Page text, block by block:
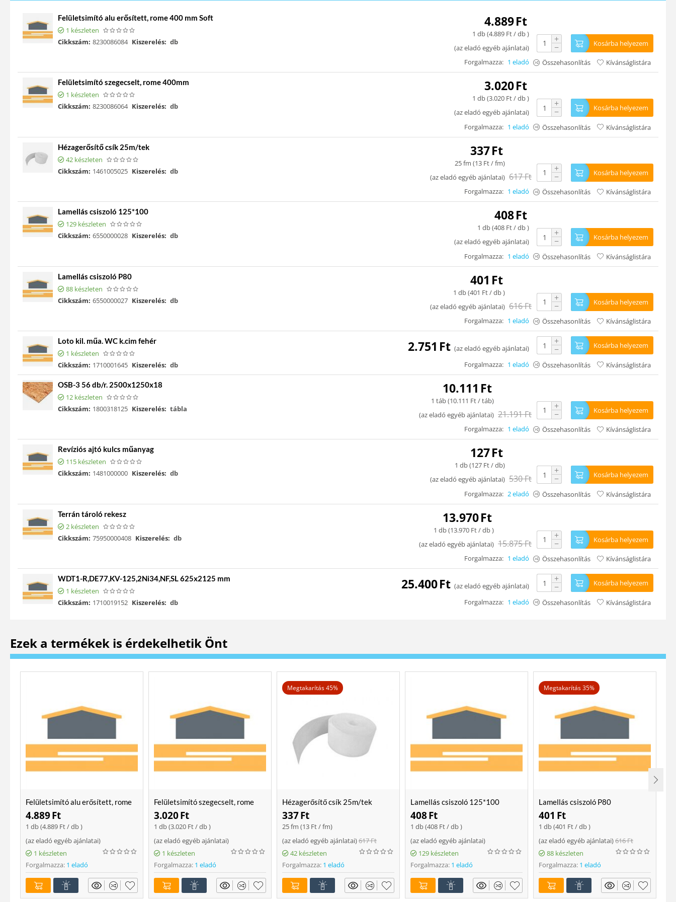
Felületsimító alu erősített, rome 400 mm Soft
1 készleten
Cikkszám: 8230086084 Kiszerelés: db
4.889Ft
1 db (4.889 Ft/ db )
(az eladó egyéb ajánlatai)
+
− Kosárba helyezem
Forgalmazza: 1 eladó Összehasonlítás Kívánságlistára
Felületsimító szegecselt, rome 400mm
1 készleten
Cikkszám: 8230086064 Kiszerelés: db
3.020Ft
1 db (3.020 Ft/ db )
(az eladó egyéb ajánlatai)
+
− Kosárba helyezem
Forgalmazza: 1 eladó Összehasonlítás Kívánságlistára
Hézagerősítő csík 25m/tek
42 készleten
Cikkszám: 1461005025 Kiszerelés: db
337Ft
25 fm (13 Ft/ fm)
(az eladó egyéb ajánlatai) 617Ft
+
− Kosárba helyezem
Forgalmazza: 1 eladó Összehasonlítás Kívánságlistára
Lamellás csiszoló 125*100
129 készleten
Cikkszám: 6550000028 Kiszerelés: db
408Ft
1 db (408 Ft/ db )
(az eladó egyéb ajánlatai)
+
− Kosárba helyezem
Forgalmazza: 1 eladó Összehasonlítás Kívánságlistára
Lamellás csiszoló P80
88 készleten
Cikkszám: 6550000027 Kiszerelés: db
401 Ft
1 db (401 Ft/ db )
(az eladó egyéb ajánlatai) 616Ft
+
− Kosárba helyezem
Forgalmazza: 1 eladó Összehasonlítás Kívánságlistára
Loto kil. műa. WC k.cim fehér
1 készleten
Cikkszám: 1710001645 Kiszerelés: db
2.751 Ft (az eladó egyéb ajánlatai)
+
− Kosárba helyezem
Forgalmazza: 1 eladó Összehasonlítás Kívánságlistára
OSB-3 56 db/r. 2500x1250x18
12 készleten
Cikkszám: 1800318125 Kiszerelés: tábla
10.111 Ft
1 táb (10.111 Ft/ táb)
(az eladó egyéb ajánlatai) 21.191Ft
+
− Kosárba helyezem
Forgalmazza: 1 eladó Összehasonlítás Kívánságlistára
Revíziós ajtó kulcs műanyag
115 készleten
Cikkszám: 1481000000 Kiszerelés: db
127Ft
1 db (127 Ft/ db)
(az eladó egyéb ajánlatai) 530Ft
+
− Kosárba helyezem
Forgalmazza: 2 eladó Összehasonlítás Kívánságlistára
Terrán tároló rekesz
2 készleten
Cikkszám: 75950000408 Kiszerelés: db
13.970Ft
1 db (13.970 Ft/ db )
(az eladó egyéb ajánlatai) 15.875Ft
+
− Kosárba helyezem
Forgalmazza: 1 eladó Összehasonlítás Kívánságlistára
WDT1-R,DE77,KV-125,2Ni34,NF,SL 625x2125 mm
1 készleten
Cikkszám: 1710019152 Kiszerelés: db
25.400Ft (az eladó egyéb ajánlatai)
+
− Kosárba helyezem
Forgalmazza: 1 eladó Összehasonlítás Kívánságlistára
Ezek a termékek is érdekelhetik Önt
Felületsimító alu erősített, rome
400 mm Soft
4.889Ft
1 db (4.889 Ft/ db )
(az eladó egyéb ajánlatai)
1 készleten
Forgalmazza: 1 eladó
Felületsimító szegecselt, rome
400mm
3.020Ft
1 db (3.020 Ft/ db )
(az eladó egyéb ajánlatai)
1 készleten
Forgalmazza: 1 eladó
Megtakarítás 45%
Hézagerősítő csík 25m/tek
337Ft
25 fm (13 Ft/ fm)
(az eladó egyéb ajánlatai)617Ft
42 készleten
Forgalmazza: 1 eladó
Lamellás csiszoló 125*100
408Ft
1 db (408 Ft/ db )
(az eladó egyéb ajánlatai)
129 készleten
Forgalmazza: 1 eladó
Megtakarítás 35%
Lamellás csiszoló P80
401 Ft
1 db (401 Ft/ db )
(az eladó egyéb ajánlatai)616Ft
88 készleten
Forgalmazza: 1 eladó